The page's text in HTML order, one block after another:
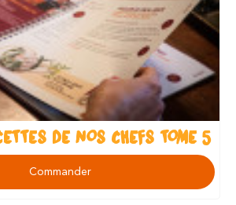
DE NOS CHEFS TOME 5
Commander